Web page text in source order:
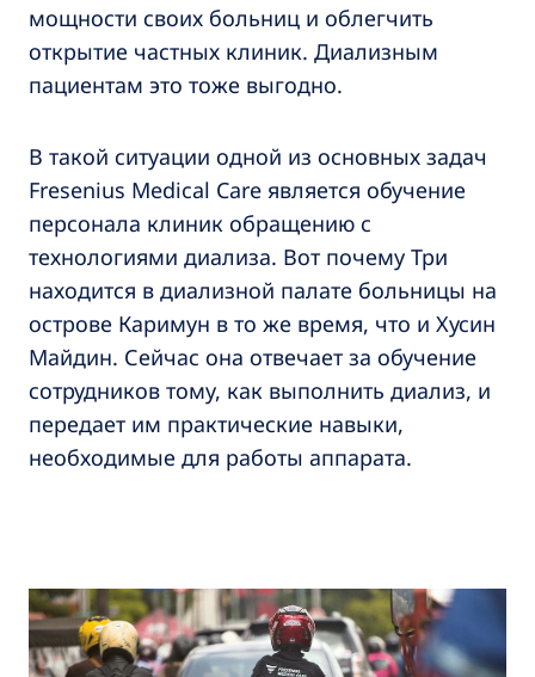
мощности своих больниц и облегчить
открытие частных клиник. Диализным
пациентам это тоже выгодно.
В такой ситуации одной из основных задач
Fresenius Medical Care является обучение
персонала клиник обращению с
технологиями диализа. Вот почему Три
находится в диализной палате больницы на
острове Каримун в то же время, что и Хусин
Майдин. Сейчас она отвечает за обучение
сотрудников тому, как выполнить диализ, и
передает им практические навыки,
необходимые для работы аппарата.